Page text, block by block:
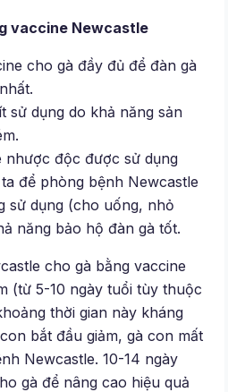
vaccine Newcastle
cho gà đầy đủ để đàn gà
sử dụng do khả năng sản
nhược độc được sử dụng
để phòng bệnh Newcastle
sử dụng (cho uống, nhỏ
năng bảo hộ đàn gà tốt.
cho gà bằng vaccine
(từ 5-10 ngày tuổi tùy thuộc
thời gian này kháng
bắt đầu giảm, gà con mất
Newcastle. 10-14 ngày
gà để nâng cao hiệu quả